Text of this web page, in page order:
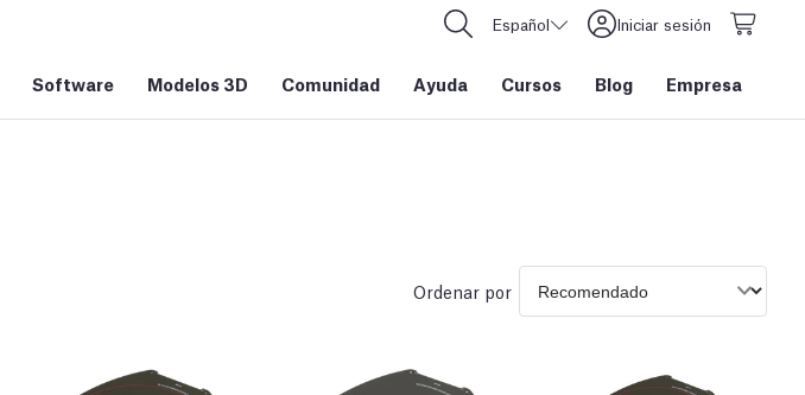
Español Iniciar sesión
Software Modelos 3D Comunidad Ayuda Cursos Blog Empresa
Ordenar por